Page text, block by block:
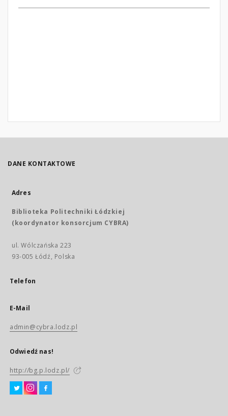
DANE KONTAKTOWE
Adres
Biblioteka Politechniki Łódzkiej
(koordynator konsorcjum CYBRA)
ul. Wólczańska 223
93-005 Łódź, Polska
Telefon
E-Mail
admin@cybra.lodz.pl
Odwiedź nas!
http://bg.p.lodz.pl/